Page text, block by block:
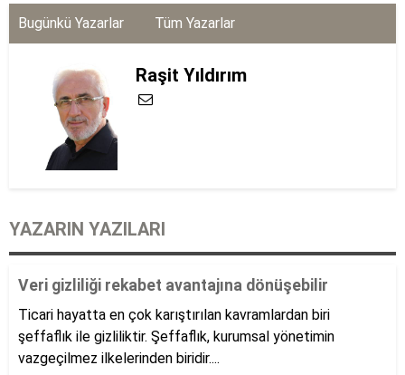
TFF ile Trendyol arasındaki isim sponsorluğu
sözleşmesi uzatıldı
Bugünkü Yazarlar Tüm Yazarlar
Raşit Yıldırım
YAZARIN YAZILARI
Veri gizliliği rekabet avantajına dönüşebilir
Ticari hayatta en çok karıştırılan kavramlardan biri
şeffaflık ile gizliliktir. Şeffaflık, kurumsal yönetimin
vazgeçilmez ilkelerinden biridir....